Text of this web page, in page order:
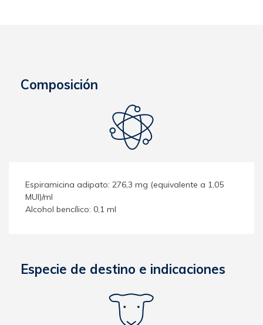
Composición
Espiramicina adipato: 276,3 mg (equivalente a 1,05
MUI)/ml
Alcohol bencílico: 0,1 ml
Especie de destino e indicaciones